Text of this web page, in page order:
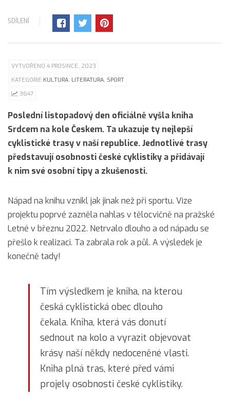
SDÍLENÍ
VYTVOŘENO 4 PROSINCE, 2023
KATEGORIE KULTURA, LITERATURA, SPORT
3647
Poslední listopadový den oficiálně vyšla kniha
Srdcem na kole Českem. Ta ukazuje ty nejlepší
cyklistické trasy v naší republice. Jednotlivé trasy
představují osobnosti české cyklistiky a přidávají
k nim své osobní tipy a zkušenosti.
Nápad na knihu vznikl jak jinak než při sportu. Vize
projektu poprvé zazněla nahlas v tělocvičně na pražské
Letné v březnu 2022. Netrvalo dlouho a od nápadu se
přešlo k realizaci. Ta zabrala rok a půl. A výsledek je
konečně tady!
Tím výsledkem je kniha, na kterou
česká cyklistická obec dlouho
čekala. Kniha, která vás donutí
sednout na kolo a vyrazit objevovat
krásy naší někdy nedoceněné vlasti.
Kniha plná tras, které před vámi
projely osobnosti české cyklistiky.